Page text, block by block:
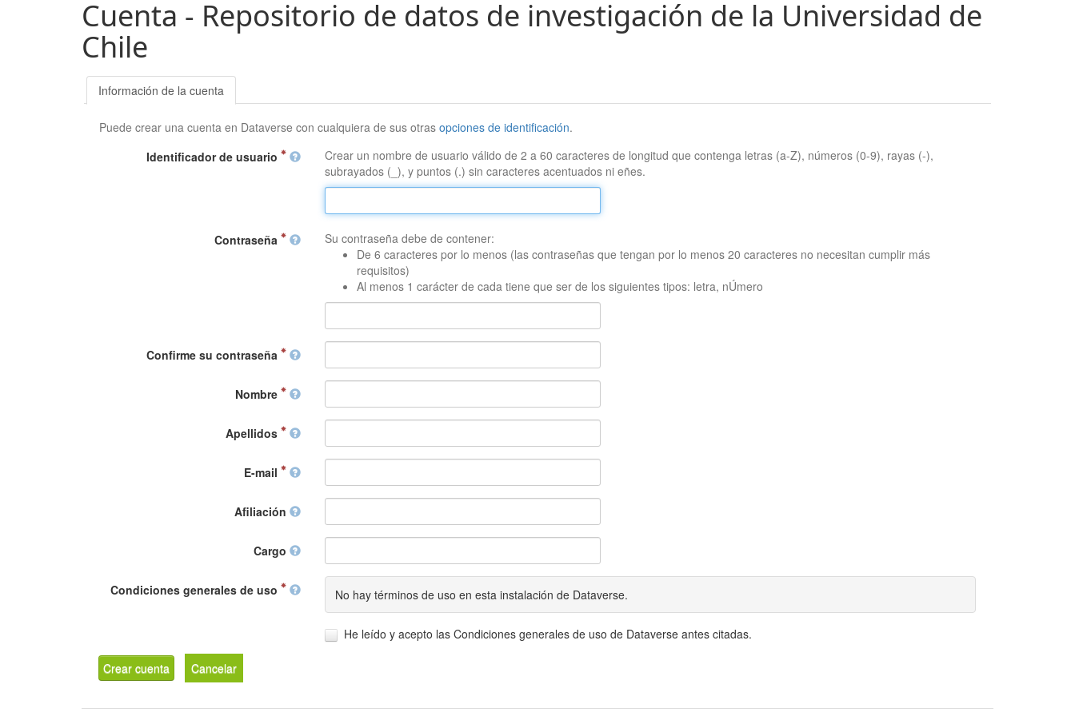
Cuenta - Repositorio de datos de investigación de la Universidad de
Chile
Información de la cuenta
Puede crear una cuenta en Dataverse con cualquiera de sus otrasopciones de identificación.
Identificador de usuario
Crear un nombre de usuario válido de 2 a 60 caracteres de longitud que contenga letras (a-Z), números (0-9), rayas (-),
subrayados (_), y puntos (.) sin caracteres acentuados ni eñes.
Contraseña
Su contraseña debe de contener:
De 6 caracteres por lo menos (las contraseñas que tengan por lo menos 20 caracteres no necesitan cumplir más
requisitos)
Al menos 1 carácter de cada tiene que ser de los siguientes tipos: letra, nÚmero
Confirme su contraseña
Nombre
Apellidos
E-mail
Afiliación
Cargo
Condiciones generales de uso No hay términos de uso en esta instalación de Dataverse.
He leído y acepto las Condiciones generales de uso de Dataverse antes citadas.
Crear cuenta Cancelar